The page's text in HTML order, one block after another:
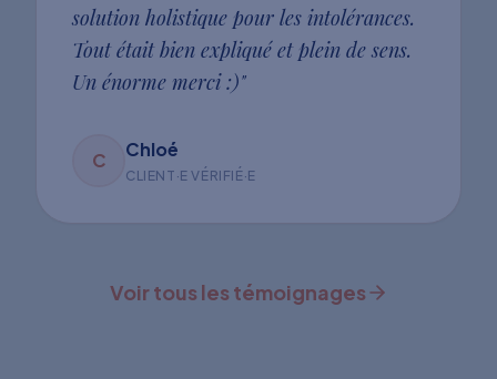
solution holistique pour les intolérances.
Tout était bien expliqué et plein de sens.
Un énorme merci :)"
C Chloé
CLIENT·E VÉRIFIÉ·E
Voir tous les témoignages